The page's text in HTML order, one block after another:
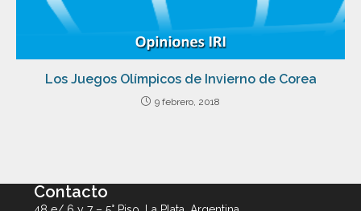
Los Juegos Olímpicos de Invierno de Corea
9 febrero, 2018
Contacto